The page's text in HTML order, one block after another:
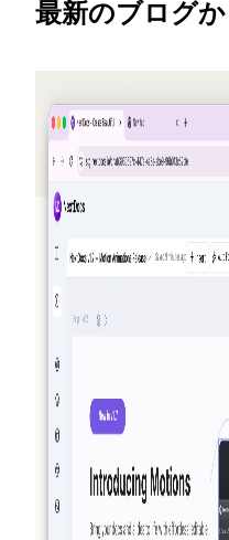
最新のブログか
友だちを紹介して
NextDocs v1.10
誰かがサインアップす
方にクレジットが付与
— 月間最大50ドル。公
び Ultra 向けのプレミア
の振り返りも追加。
真のエージェント
とプレゼンテーシ
る方法
NextDocs はもはや単に